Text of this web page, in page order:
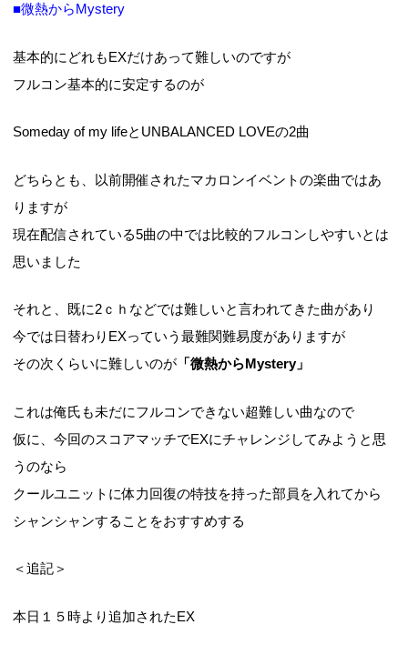
■微熱からMystery
基本的にどれもEXだけあって難しいのですが
フルコン基本的に安定するのが
Someday of my lifeとUNBALANCED LOVEの2曲
どちらとも、以前開催されたマカロンイベントの楽曲ではあ
りますが
現在配信されている5曲の中では比較的フルコンしやすいとは
思いました
それと、既に2ｃｈなどでは難しいと言われてきた曲があり
今では日替わりEXっていう最難関難易度がありますが
その次くらいに難しいのが 「微熱からMystery」
これは俺氏も未だにフルコンできない超難しい曲なので
仮に、今回のスコアマッチでEXにチャレンジしてみようと思
うのなら
クールユニットに体力回復の特技を持った部員を入れてから
シャンシャンすることをおすすめする
＜追記＞
本日１５時より追加されたEX